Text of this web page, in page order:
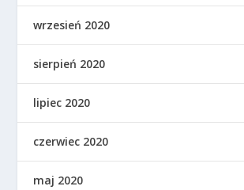
wrzesień 2020
sierpień 2020
lipiec 2020
czerwiec 2020
maj 2020